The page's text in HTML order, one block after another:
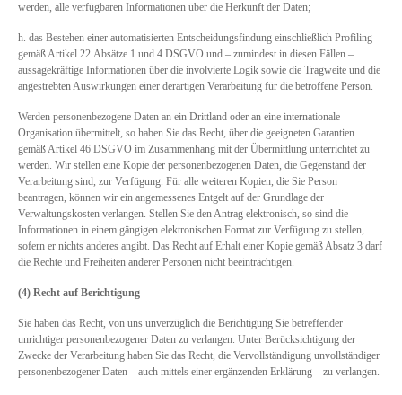
werden, alle verfügbaren Informationen über die Herkunft der Daten;
h. das Bestehen einer automatisierten Entscheidungsfindung einschließlich Profiling
gemäß Artikel 22 Absätze 1 und 4 DSGVO und – zumindest in diesen Fällen –
aussagekräftige Informationen über die involvierte Logik sowie die Tragweite und die
angestrebten Auswirkungen einer derartigen Verarbeitung für die betroffene Person.
Werden personenbezogene Daten an ein Drittland oder an eine internationale
Organisation übermittelt, so haben Sie das Recht, über die geeigneten Garantien
gemäß Artikel 46 DSGVO im Zusammenhang mit der Übermittlung unterrichtet zu
werden. Wir stellen eine Kopie der personenbezogenen Daten, die Gegenstand der
Verarbeitung sind, zur Verfügung. Für alle weiteren Kopien, die Sie Person
beantragen, können wir ein angemessenes Entgelt auf der Grundlage der
Verwaltungskosten verlangen. Stellen Sie den Antrag elektronisch, so sind die
Informationen in einem gängigen elektronischen Format zur Verfügung zu stellen,
sofern er nichts anderes angibt. Das Recht auf Erhalt einer Kopie gemäß Absatz 3 darf
die Rechte und Freiheiten anderer Personen nicht beeinträchtigen.
(4) Recht auf Berichtigung
Sie haben das Recht, von uns unverzüglich die Berichtigung Sie betreffender
unrichtiger personenbezogener Daten zu verlangen. Unter Berücksichtigung der
Zwecke der Verarbeitung haben Sie das Recht, die Vervollständigung unvollständiger
personenbezogener Daten – auch mittels einer ergänzenden Erklärung – zu verlangen.